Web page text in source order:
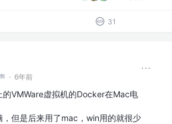
31
· 6年前
的VMWare虚拟机的Docker在Mac电
但是后来用了mac，win用的就很少